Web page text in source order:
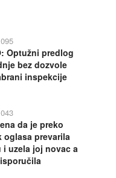
Optužni predlog
bez dozvole
inspekcije
da je preko
oglasa prevarila
i uzela joj novac a